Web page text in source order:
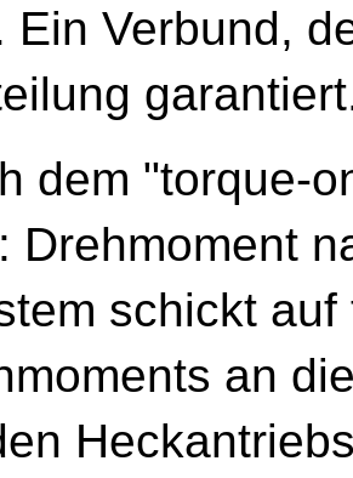
Ein Verbund,
dem "torque-
Drehmoment
schickt
an